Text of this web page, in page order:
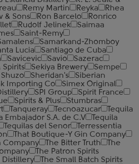
Remy Martin Reyka
Rhea
& Sons Ron Barcelo
Ronrico
Rudolf Jelinek
Saimaa
Saint-Remy
Samarkand-Zhomboy
Lucia
Santiago de Cuba
Savicevic Savio
Sazerac
Spirits
Sekiya Brewery
Sempe
Sheridan's
Siberian
Importing Co
Simex Original
SPI Group
Spirit France
Spirits & Plus
Stumbras
Tanqueray Tecnoazucar
Tequila
Embajador S.A. de C.V
Tequila
Tequilas del Senor
Terressentia
That Boutique-Y Gin Company
Company
The Bitter Truth
The
The Patron Spirits
Distillery
The Small Batch Spirits